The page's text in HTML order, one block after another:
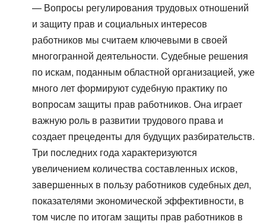
— Вопросы регулирования трудовых отношений
и защиту прав и социальных интересов
работников мы считаем ключевыми в своей
многогранной деятельности. Судебные решения
по искам, поданным областной организацией, уже
много лет формируют судебную практику по
вопросам защиты прав работников. Она играет
важную роль в развитии трудового права и
создает прецеденты для будущих разбирательств.
Три последних года характеризуются
увеличением количества составленных исков,
завершенных в пользу работников судебных дел,
показателями экономической эффективности, в
том числе по итогам защиты прав работников в